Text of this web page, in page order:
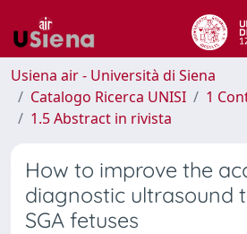
Usiena air - Università di Siena
Catalogo Ricerca UNISI
1
1.5 Abstract in rivista
How to improve the
diagnostic ultrasound
SGA fetuses